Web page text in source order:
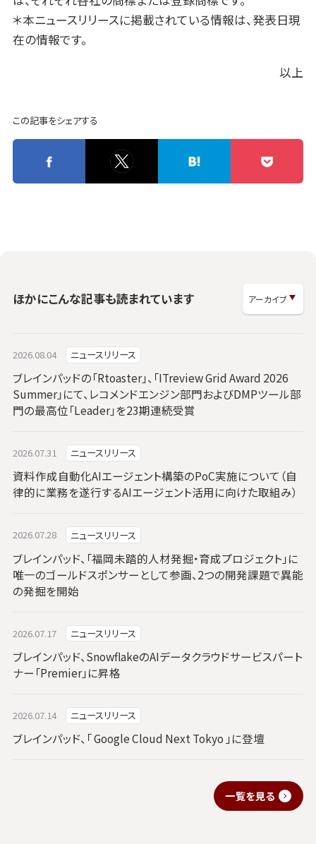
＊本ニュースリリースに掲載されている情報は、発表日現
在の情報です。
以上
この記事をシェアする
ほかにこんな記事も読まれています
2026.08.04 ニュースリリース
ブレインパッドの「Rtoaster」、「ITreview Grid Award 2026
Summer」にて、レコメンドエンジン部門およびDMPツール部
門の最高位「Leader」を23期連続受賞
2026.07.31 ニュースリリース
資料作成自動化AIエージェント構築のPoC実施について（自
律的に業務を遂行するAIエージェント活用に向けた取組み）
2026.07.28 ニュースリリース
ブレインパッド、「福岡未踏的人材発掘・育成プロジェクト」に
唯一のゴールドスポンサーとして参画、2つの開発課題で異能
の発掘を開始
2026.07.17 ニュースリリース
ブレインパッド、SnowflakeのAIデータクラウドサービスパート
ナー「Premier」に昇格
2026.07.14 ニュースリリース
ブレインパッド、「 Google Cloud Next Tokyo 」に登壇
一覧を見る